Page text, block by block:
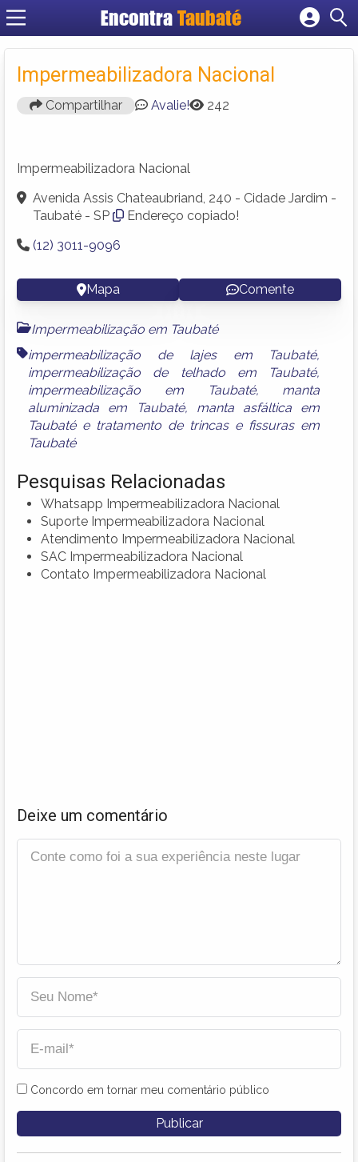
EncontraTaubaté
Cadastrar empresa
Criar conta
Impermeabilizadora Nacional
Compartilhar Avalie! 242
Impermeabilizadora Nacional
Avenida Assis Chateaubriand, 240 - Cidade Jardim -
Taubaté - SP
Endereço copiado!
(12) 3011-9096
Mapa Comente
Impermeabilização em Taubaté
impermeabilização de lajes em Taubaté,
impermeabilização de telhado em Taubaté,
impermeabilização em Taubaté, manta
aluminizada em Taubaté, manta asfáltica em
Taubatée tratamento de trincas e fissuras em
Taubaté
Pesquisas Relacionadas
Whatsapp Impermeabilizadora Nacional
Suporte Impermeabilizadora Nacional
Atendimento Impermeabilizadora Nacional
SAC Impermeabilizadora Nacional
Contato Impermeabilizadora Nacional
Deixe um comentário
Concordo em tornar meu comentário público